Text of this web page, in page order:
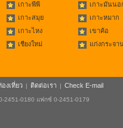
เกาะพีพี
เกาะมันนอ
เกาะสมุย
เกาะหมาก
เกาะไหง
เขาค้อ
เชียงใหม่
แก่งกระจา
งเที่ยว | ติดต่อเรา | Check E-mail
0180 แฟกซ์ 0-2451-0179